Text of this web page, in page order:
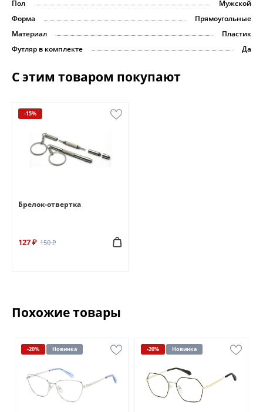
Пол
Мужской
Форма
Прямоугольные
Материал
Пластик
Футляр в комплекте
Да
С этим товаром покупают
-15%
Брелок-отвертка
127 ₽ 150 ₽
Похожие товары
-20% Новинка -20% Новинка